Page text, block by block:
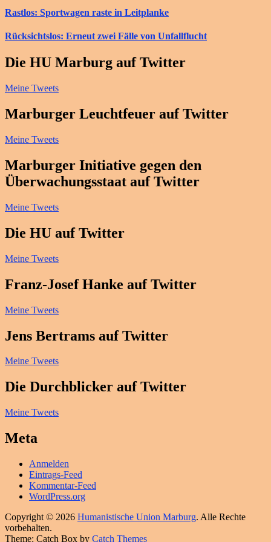
Rastlos: Sportwagen raste in Leitplanke
Rücksichtslos: Erneut zwei Fälle von Unfallflucht
Die HU Marburg auf Twitter
Meine Tweets
Marburger Leuchtfeuer auf Twitter
Meine Tweets
Marburger Initiative gegen den
Überwachungsstaat auf Twitter
Meine Tweets
Die HU auf Twitter
Meine Tweets
Franz-Josef Hanke auf Twitter
Meine Tweets
Jens Bertrams auf Twitter
Meine Tweets
Die Durchblicker auf Twitter
Meine Tweets
Meta
Anmelden
Eintrags-Feed
Kommentar-Feed
WordPress.org
Copyright © 2026 Humanistische Union Marburg. Alle Rechte
vorbehalten.
Theme: Catch Box by Catch Themes